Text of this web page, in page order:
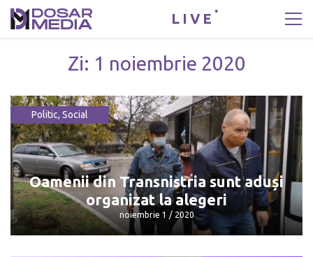
LIVE
Zi: 1 noiembrie 2020
Politic, Social
Oamenii din Transnistria sunt aduși
organizat la alegeri
noiembrie 1 / 2020